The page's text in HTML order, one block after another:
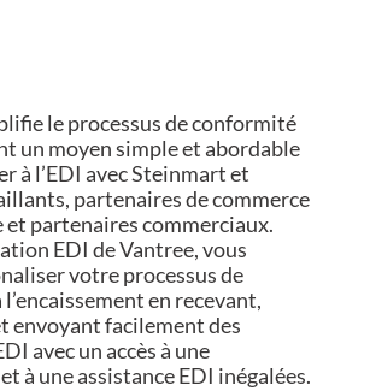
le processus de conformité
un moyen simple et abordable
à l’EDI avec Steinmart et
partenaires de commerce
partenaires commerciaux.
EDI de Vantree, vous
votre processus de
en recevant,
envoyant facilement des
avec un accès à une
à une assistance EDI inégalées.